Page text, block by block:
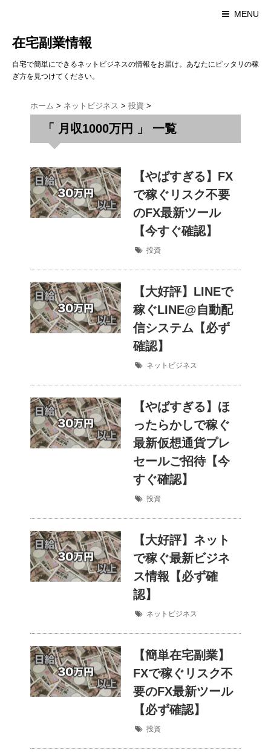
MENU
在宅副業情報
自宅で簡単にできるネットビジネスの情報をお届け。あなたにピッタリの稼
ぎ方を見つけてください。
ホーム > ネットビジネス > 投資 >
「 月収1000万円 」 一覧
【やばすぎる】FX
で稼ぐリスク不要
のFX最新ツール
【今すぐ確認】
投資
【大好評】LINEで
稼ぐLINE@自動配
信システム【必ず
確認】
ネットビジネス
【やばすぎる】ほ
ったらかしで稼ぐ
最新仮想通貨プレ
セールご招待【今
すぐ確認】
投資
【大好評】ネット
で稼ぐ最新ビジネ
ス情報【必ず確
認】
ネットビジネス
【簡単在宅副業】
FXで稼ぐリスク不
要のFX最新ツール
【必ず確認】
投資